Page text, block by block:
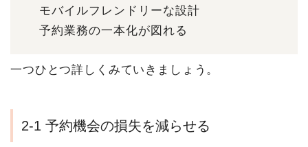
モバイルフレンドリーな設計
予約業務の一本化が図れる
一つひとつ詳しくみていきましょう。
2-1 予約機会の損失を減らせる